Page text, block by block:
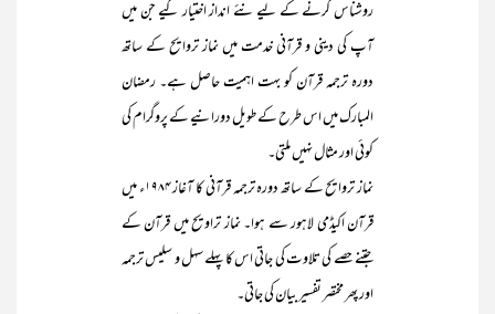
روشناس کرنے کے لیے نئے انداز اختیار کیے جن میں
آپ کی دینی و قرآنی خدمت میں نماز تروایح کے ساتھ
دورہ ترجمہ قرآن کو بہت اہمیت حاصل ہے۔ رمضان
المبارک میں اس طرح کے طویل دورانیے کے پروگرام کی
کوئی اور مثال نہیں ملتی۔
نماز تروایح کے ساتھ دورہ ترجمہ قرآنی کا آغاز ۱۹۸۴ء میں
قرآن اکیڈمی لاہور سے ہوا۔ نماز تراویح میں قرآن کے
جتنے حصے کی تلاوت کی جاتی اس کا پہلے سہل و سلیس ترجمہ
اور پھر مختصر تفسیر بیان کی جاتی۔